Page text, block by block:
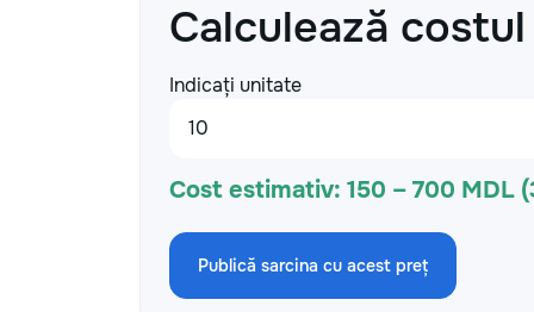
Calculează costul
Indicați unitate
Cost estimativ: 150 – 700 MDL
Publică sarcina cu acest preț